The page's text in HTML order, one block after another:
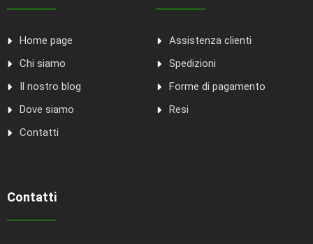
Home page
Chi siamo
Il nostro blog
Dove siamo
Contatti
Assistenza clienti
Spedizioni
Forme di pagamento
Resi
Contatti